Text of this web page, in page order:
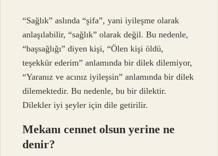
“Sağlık” aslında “şifa”, yani iyileşme olarak
anlaşılabilir, “sağlık” olarak değil. Bu nedenle,
“başsağlığı” diyen kişi, “Ölen kişi öldü,
teşekkür ederim” anlamında bir dilek dilemiyor,
“Yaranız ve acınız iyileşsin” anlamında bir dilek
dilemektedir. Bu nedenle, bu bir dilektir.
Dilekler iyi şeyler için dile getirilir.
Mekanı cennet olsun yerine ne
denir?